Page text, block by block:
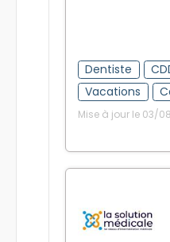
Dentiste
Vacations
Mise à jour le 03/